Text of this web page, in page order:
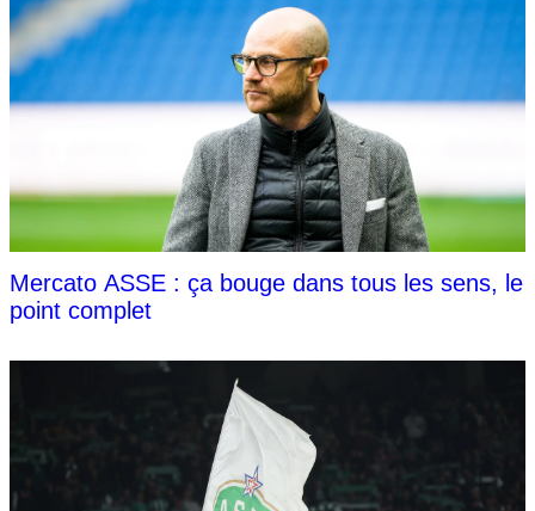
Mercato ASSE : ça bouge dans tous les sens, le
point complet